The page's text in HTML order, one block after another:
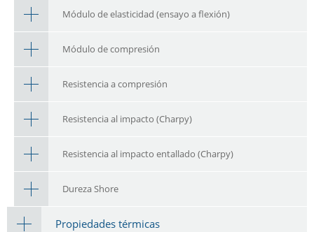
Módulo de elasticidad (ensayo a flexión)
Módulo de compresión
Resistencia a compresión
Resistencia al impacto (Charpy)
Resistencia al impacto entallado (Charpy)
Dureza Shore
Propiedades térmicas